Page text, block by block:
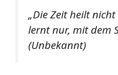
„Die Zeit heilt
lernt nur, mit dem
(Unbekannt)